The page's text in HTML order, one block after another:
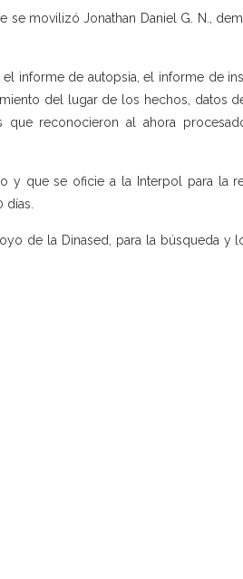
se movilizó Jonathan Daniel G. N.,
informe de autopsia, el informe de
del lugar de los hechos, datos
que reconocieron al ahora
y que se oficie a la Interpol para la
de la Dinased, para la búsqueda y